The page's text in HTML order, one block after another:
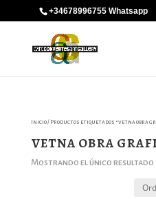
+34678996755 Whatsapp
Inicio/ Productos etiquetados “vetna obra
vetna obra
Mostrando el único resultado